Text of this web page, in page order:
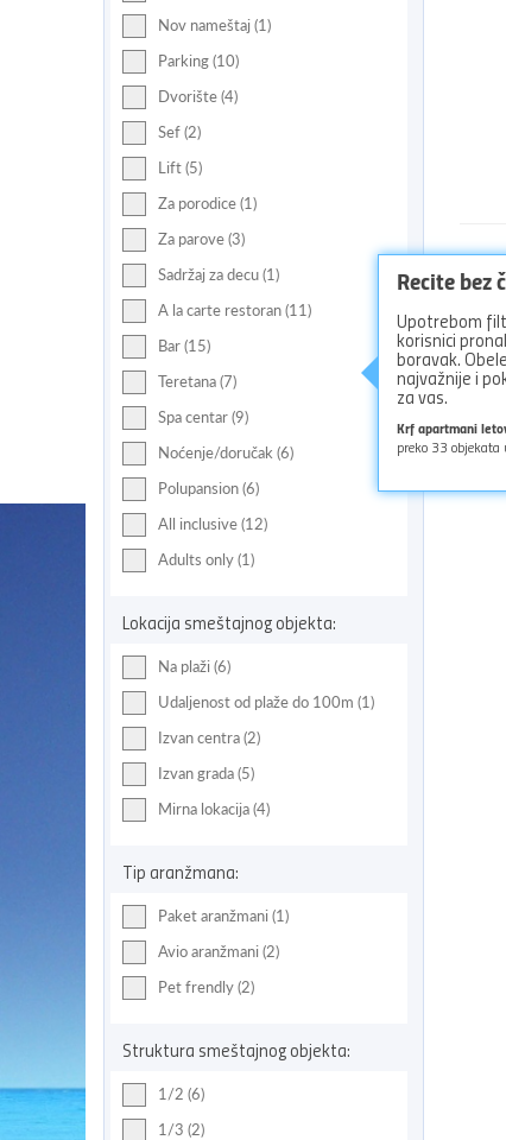
Recite bez
Upotrebom
korisnici
boravak.
najvažnije i
za vas.
Krf apartmani
preko 33 objekata
Nov nameštaj (1)
Parking (10)
Dvorište (4)
Sef (2)
Lift (5)
Za porodice (1)
Za parove (3)
Sadržaj za decu (1)
A la carte restoran (11)
Bar (15)
Teretana (7)
Spa centar (9)
Noćenje/doručak (6)
Polupansion (6)
All inclusive (12)
Adults only (1)
Lokacija smeštajnog objekta:
Na plaži (6)
Udaljenost od plaže do 100m (1)
Izvan centra (2)
Izvan grada (5)
Mirna lokacija (4)
Tip aranžmana:
Paket aranžmani (1)
Avio aranžmani (2)
Pet frendly (2)
Struktura smeštajnog objekta:
1/2 (6)
1/3 (2)